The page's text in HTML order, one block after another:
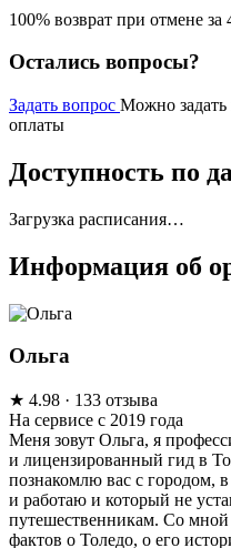
100% возврат при отмене за
Остались вопросы?
Задать вопрос Можно задать
оплаты
Доступность по
Загрузка расписания…
Информация об
Ольга
★ 4.98 · 133 отзыва
На сервисе с 2019 года
Меня зовут Ольга, я
и лицензированный гид в
познакомлю вас с городом,
и работаю и который не
путешественникам. Со
фактов о Толедо, о его